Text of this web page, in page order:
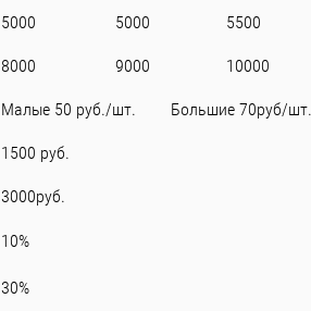
5000 5000 5500
8000 9000 10000
Малые 50 руб./шт. Большие 70руб/шт.
1500 руб.
3000руб.
10%
30%